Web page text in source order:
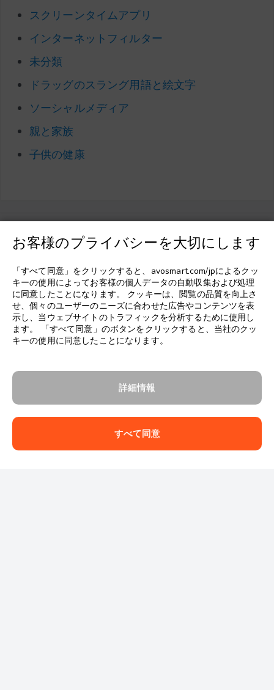
スクリーンタイムアプリ
インターネットフィルター
未分類
ドラッグのスラング用語と絵文字
ソーシャルメディア
親と家族
子供の健康
言語を選択してください ▼
お客様のプライバシーを大切にします
「すべて同意」をクリックすると、avosmart.com/jpによるクッ
キーの使用によってお客様の個人データの自動収集および処理
に同意したことになります。 クッキーは、閲覧の品質を向上さ
せ、個々のユーザーのニーズに合わせた広告やコンテンツを表
示し、当ウェブサイトのトラフィックを分析するために使用し
ます。 「すべて同意」のボタンをクリックすると、当社のクッ
キーの使用に同意したことになります。
詳細情報
すべて同意